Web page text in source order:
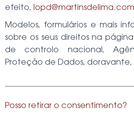
efeito, lopd@martinsdelima.com
Modelos, formulários e mais
sobre os seus direitos na
de controlo nacional,
Proteção de Dados, doravante,
Posso retirar o consentimento?